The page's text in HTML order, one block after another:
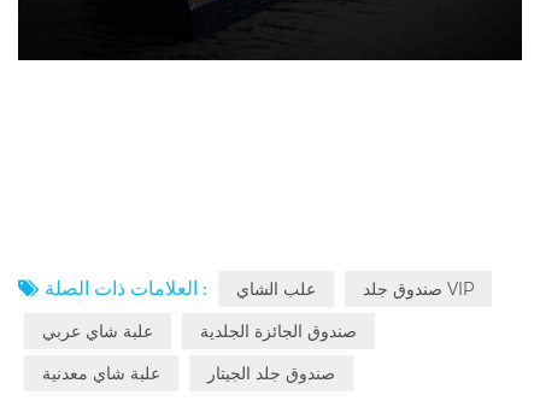
العلامات ذات الصلة : علب الشاي
صندوق جلد VIP
علبة شاي عربي
صندوق الجائزة الجلدية
علبة شاي معدنية
صندوق جلد الجيتار